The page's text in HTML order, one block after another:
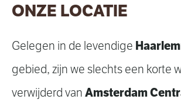
ONZE LOCATIE
Gelegen in de levendige
gebied, zijn we slechts een korte
verwijderd van Amsterdam